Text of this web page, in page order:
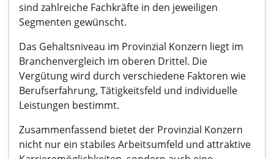
sind zahlreiche Fachkräfte in den jeweiligen
Segmenten gewünscht.
Das Gehaltsniveau im Provinzial Konzern liegt im
Branchenvergleich im oberen Drittel. Die
Vergütung wird durch verschiedene Faktoren wie
Berufserfahrung, Tätigkeitsfeld und individuelle
Leistungen bestimmt.
Zusammenfassend bietet der Provinzial Konzern
nicht nur ein stabiles Arbeitsumfeld und attraktive